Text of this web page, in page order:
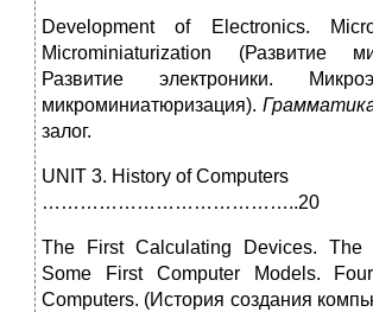
Development of Electronics.
Micromi­niaturization (Развитие
Развитие электроники.
микроминиатюризация).
залог.
UNIT 3. History of Computers
…………………………………..20
The First Calculating Devices. The
Some First Computer Models.
Computers. (История создания